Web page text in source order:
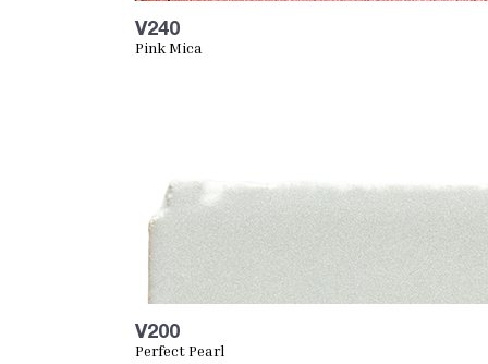
V240
Pink Mica
V200
Perfect Pearl